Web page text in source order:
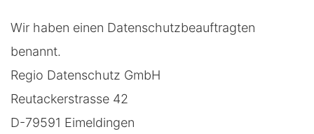
Wir haben einen Datenschutzbeauftragten
benannt.
Regio Datenschutz GmbH
Reutackerstrasse 42
D-79591 Eimeldingen